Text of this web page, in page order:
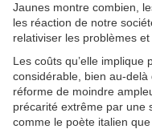
Jaunes montre combien,
les réaction de notre
relativiser les problèmes
Les coûts qu’elle
considérable, bien au-delà
réforme de moindre
précarité extrême par une
comme le poète italien